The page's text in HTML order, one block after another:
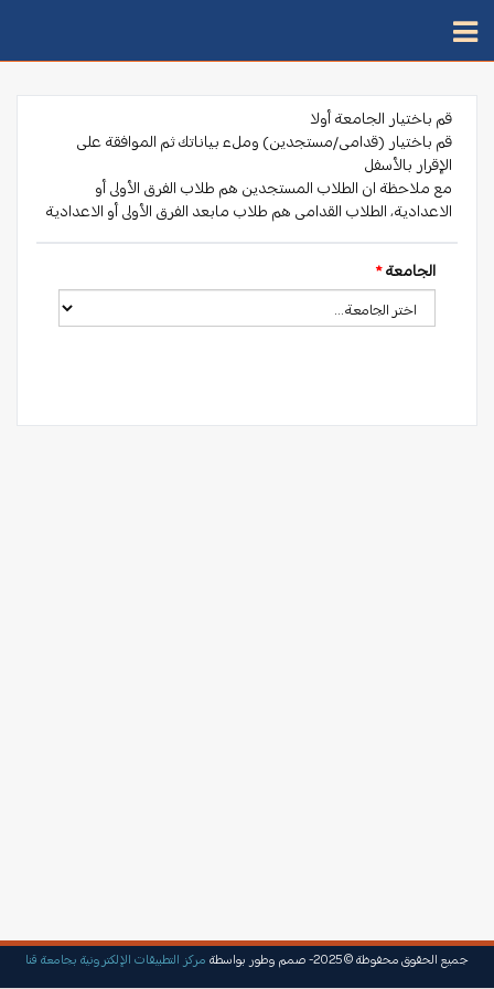
قم باختيار الجامعة أولا
قم باختيار (قدامى/مستجدين) وملء بياناتك ثم الموافقة على
الإقرار بالأسفل
مع ملاحظة ان الطلاب المستجدين هم طلاب الفرق الأولى أو
الاعدادية، الطلاب القدامى هم طلاب مابعد الفرق الأولى أو الاعدادية
الجامعة*
جميع الحقوق محفوظة © 2025- صمم وطور بواسطة مركز التطبيقات الإلكترونية بجامعة قنا